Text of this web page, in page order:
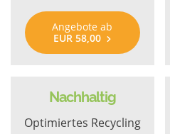
Angebote ab
EUR 58,00
Nachhaltig
Optimiertes Recycling